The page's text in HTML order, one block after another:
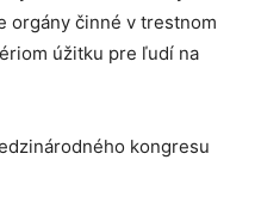
orgány činné v trestnom
úžitku pre ľudí na
kongresu